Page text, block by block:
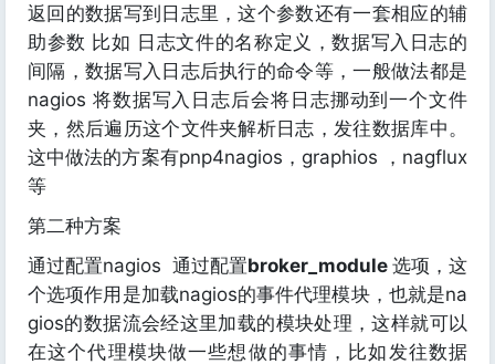
返回的数据写到日志里，这个参数还有一套相应的辅
助参数 比如 日志文件的名称定义，数据写入日志的
间隔，数据写入日志后执行的命令等，一般做法都是
nagios 将数据写入日志后会将日志挪动到一个文件
夹，然后遍历这个文件夹解析日志，发往数据库中。
这中做法的方案有pnp4nagios，graphios ，nagflux
等
第二种方案
通过配置nagios 通过配置broker_module 选项，这
个选项作用是加载nagios的事件代理模块，也就是na
gios的数据流会经这里加载的模块处理，这样就可以
在这个代理模块做一些想做的事情，比如发往数据